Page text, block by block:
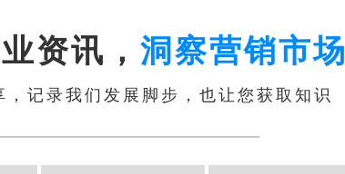
资讯， 洞察营销市场
，记录我们发展脚步，也让您获取知识